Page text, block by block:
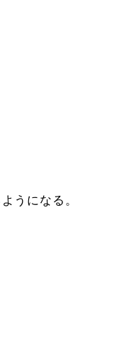
うになる。